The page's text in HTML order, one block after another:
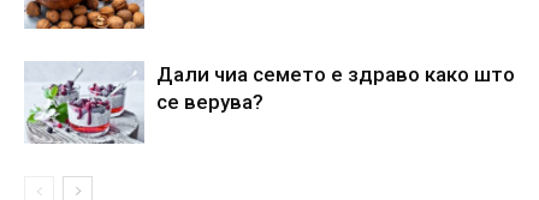
Дали чиа семето е здраво како што
се верува?